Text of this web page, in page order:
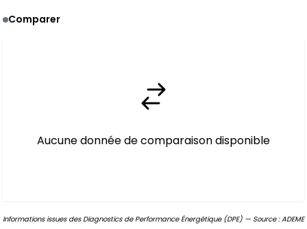
Comparer
Aucune donnée de comparaison disponible
Informations issues des Diagnostics de Performance Énergétique (DPE) — Source : ADEME